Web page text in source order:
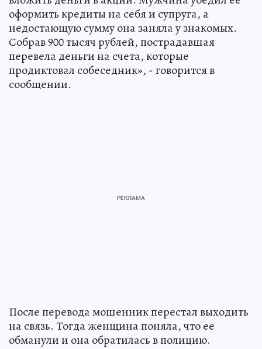
оформить кредиты на себя и супруга, а
недостающую сумму она заняла у знакомых.
Собрав 900 тысяч рублей, пострадавшая
перевела деньги на счета, которые
продиктовал собеседник», - говорится в
сообщении.
После перевода мошенник перестал выходить
на связь. Тогда женщина поняла, что ее
обманули и она обратилась в полицию.